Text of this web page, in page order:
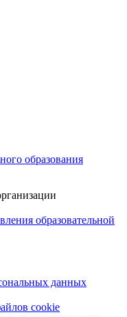
образования
образовательной
данных
cookie